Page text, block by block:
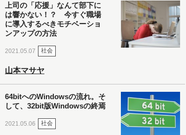
上司の「応援」なんて部下に
は響かない！？ 今すぐ職場
に導入するべきモチベーショ
ンアップの方法
2021.05.07 社会
山本マサヤ
64bitへのWindowsの流れ。そ
して、32bit版Windowsの終焉
2021.05.06 社会